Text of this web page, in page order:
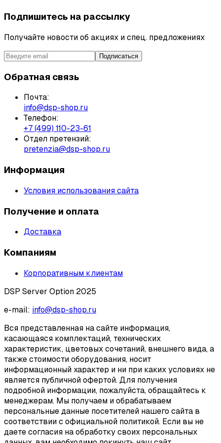
Подпишитесь на рассылку
Получайте новости об акциях и спец. предложениях
Подписаться
Обратная связь
Почта:
info@dsp-shop.ru
Телефон:
+7 (499) 110-23-61
Отдел претензий:
pretenzia@dsp-shop.ru
Информация
Условия использования сайта
Получение и оплата
Доставка
Компаниям
Корпоративным клиентам
DSP Server Option 2025
e-mail: info@dsp-shop.ru
Вся представленная на сайте информация,
касающаяся комплектаций, технических
характеристик, цветовых сочетаний, внешнего вида, а
также стоимости оборудования, носит
информационный характер и ни при каких условиях не
является публичной офертой. Для получения
подробной информации, пожалуйста, обращайтесь к
менеджерам. Мы получаем и обрабатываем
персональные данные посетителей нашего сайта в
соответствии с официальной политикой. Если вы не
даете согласия на обработку своих персональных